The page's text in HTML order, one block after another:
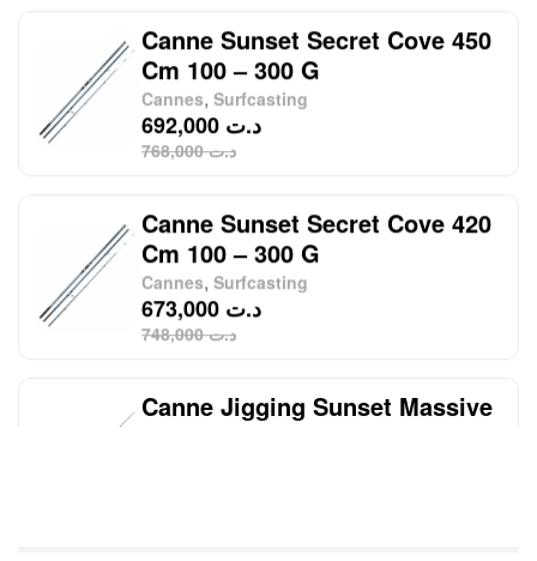
Canne Sunset Secret Cove 420
Cm 100 – 300 G
Cannes,Surfcasting
د.ت673,000
Canne Jigging Sunset Massive
Attack 1.83m 120/250gr 30kg
Cannes,Jigging
د.ت340,000